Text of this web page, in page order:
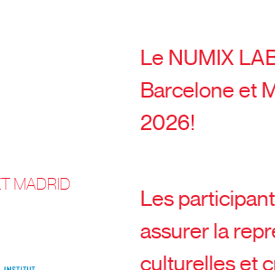
MADRID
Le NUMIX
Barcelone et
2026!
Les
assurer la
culturelles et